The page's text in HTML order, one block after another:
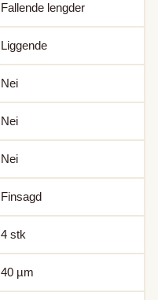
Fallende lengder
Liggende
Nei
Nei
Nei
Finsagd
4 stk
40 µm